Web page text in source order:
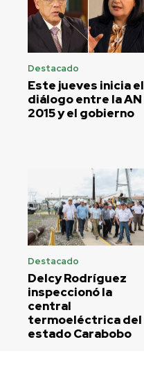
Destacado
Este jueves inicia el
diálogo entre la AN
2015 y el gobierno
Destacado
Delcy Rodríguez
inspeccionó la
central
termoeléctrica del
estado Carabobo